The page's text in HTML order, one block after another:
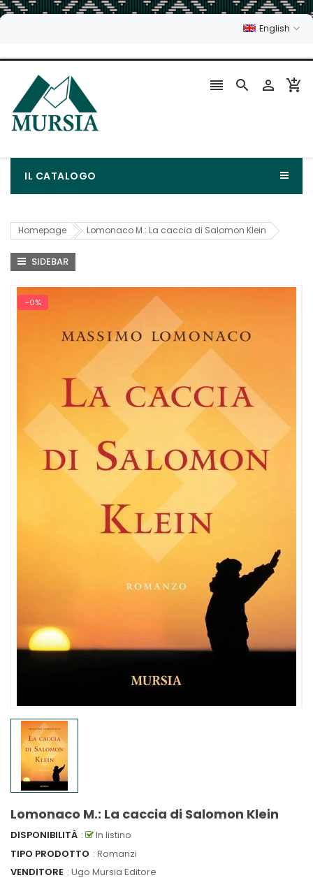
English
   
IL CATALOGO
Homepage Lomonaco M.: La caccia di Salomon Klein
SIDEBAR
-0%
Lomonaco M.: La caccia di Salomon Klein
DISPONIBILITÀ :
In listino
TIPO PRODOTTO : Romanzi
VENDITORE : Ugo Mursia Editore